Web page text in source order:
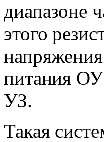
диапазоне
этого
питания ОУ
УЗ.
Такая